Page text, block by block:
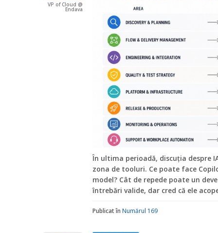
VP of Cloud @
Endava
În ultima perioadă, discuția despre
zona de tooluri. Ce poate face
model? Cât de repede poate un
întrebări valide, dar cred că ele
Publicat în Numărul 169